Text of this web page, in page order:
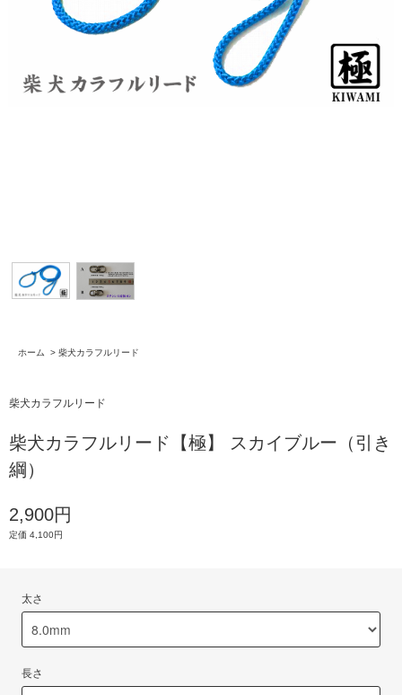
ホーム > 柴犬カラフルリード
柴犬カラフルリード
柴犬カラフルリード【極】 スカイブルー（引き
綱）
2,900円
定価 4,100円
太さ
長さ